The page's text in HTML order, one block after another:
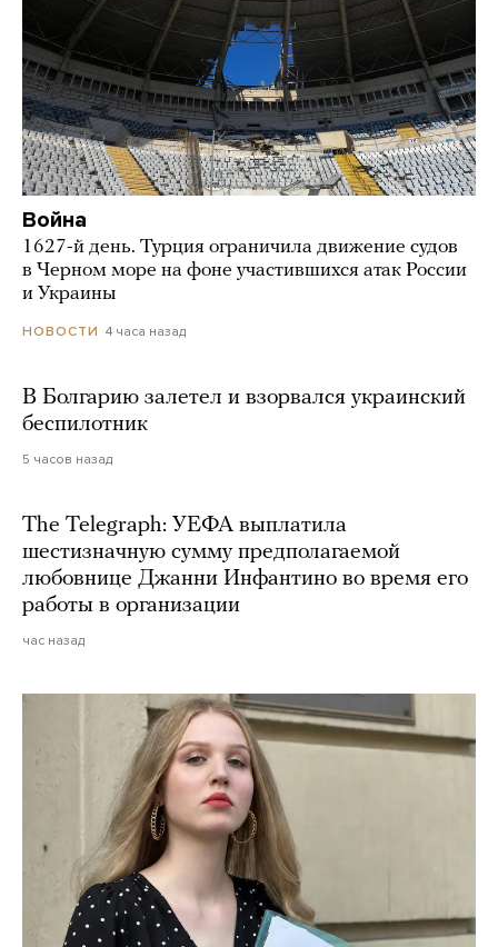
Война
1627-й день. Турция ограничила движение судов
в Черном море на фоне участившихся атак России
и Украины
НОВОСТИ 4 часа назад
В Болгарию залетел и взорвался украинский
беспилотник
5 часов назад
The Telegraph: УЕФА выплатила
шестизначную сумму предполагаемой
любовнице Джанни Инфантино во время его
работы в организации
час назад